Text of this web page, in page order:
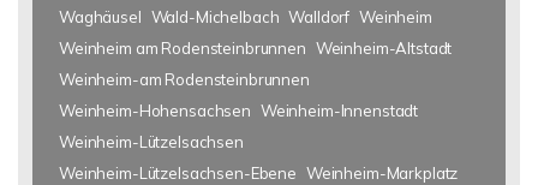
Waghäusel Wald-Michelbach Walldorf Weinheim
Weinheim am Rodensteinbrunnen Weinheim-Altstadt
Weinheim-am Rodensteinbrunnen
Weinheim-Hohensachsen Weinheim-Innenstadt
Weinheim-Lützelsachsen
Weinheim-Lützelsachsen-Ebene Weinheim-Markplatz